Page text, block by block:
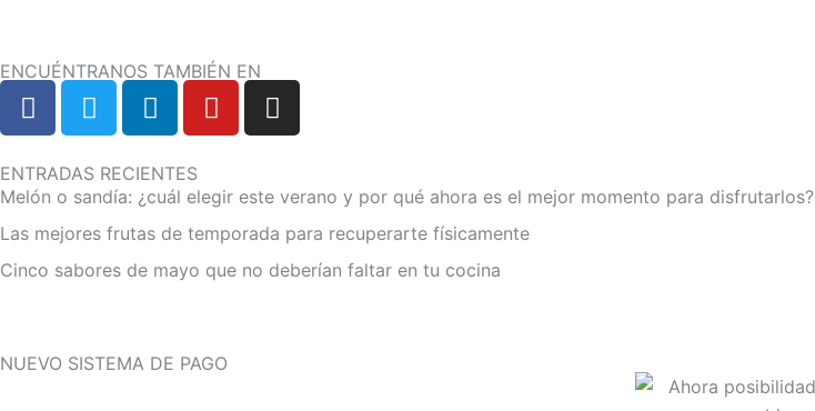
ENCUÉNTRANOS TAMBIÉN EN
F
a
e
b
o
o
k
T
w
t
t
e
r
L
i
k
e
d
i
n
Y
o
u
b
e
I
n
a
g
r
a
ENTRADAS RECIENTES
Melón o sandía: ¿cuál elegir este verano y por qué ahora es el mejor momento para disfrutarlos?
Las mejores frutas de temporada para recuperarte físicamente
Cinco sabores de mayo que no deberían faltar en tu cocina
NUEVO SISTEMA DE PAGO